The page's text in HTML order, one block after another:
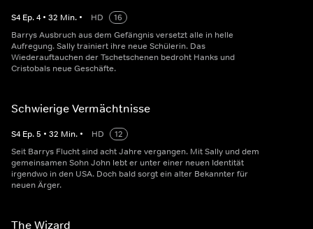
S4 Ep.4 • 32 Min. • HD
16
Barrys Ausbruch aus dem Gefängnis versetzt alle in helle
Aufregung. Sally trainiert ihre neue Schülerin. Das
Wiederauftauchen der Tschetschenen bedroht Hanks und
Cristobals neue Geschäfte.
Schwierige Vermächtnisse
S4 Ep.5 • 32 Min. • HD
12
Seit Barrys Flucht sind acht Jahre vergangen. Mit Sally und dem
gemeinsamen Sohn John lebt er unter einer neuen Identität
irgendwo in den USA. Doch bald sorgt ein alter Bekannter für
neuen Ärger.
The Wizard